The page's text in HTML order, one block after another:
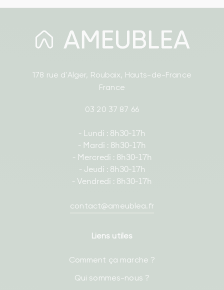
178 rue d'Alger, Roubaix, Hauts-de-France
France
03 20 37 87 66
- Lundi : 8h30-17h
- Mardi : 8h30-17h
- Mercredi : 8h30-17h
- Jeudi : 8h30-17h
- Vendredi : 8h30-17h
contact@ameublea.fr
Liens utiles
Comment ça marche ?
Qui sommes-nous ?